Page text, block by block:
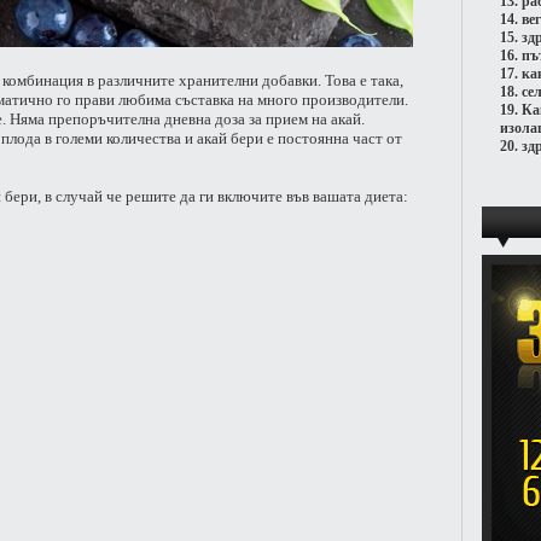
в различните хранителни добавки. Това е така,
го прави любима съставка на много производители.
Няма препоръчителна дневна доза за прием на акай.
в големи количества и акай бери е постоянна част от
в случай че решите да ги включите във вашата диета:
14.
15.
16.
17.
18.
19.
20.